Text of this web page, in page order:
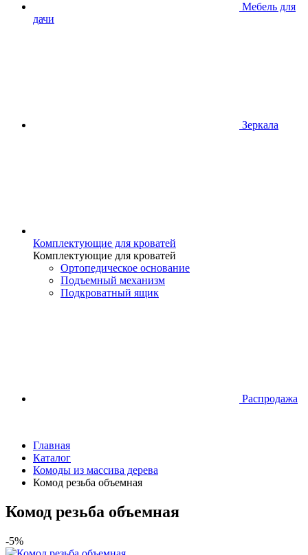
Мебель для
дачи
Зеркала
Комплектующие для кроватей
Комплектующие для кроватей
Ортопедическое основание
Подъемный механизм
Подкроватный ящик
Распродажа
Главная
Каталог
Комоды из массива дерева
Комод резьба объемная
Комод резьба объемная
-5%